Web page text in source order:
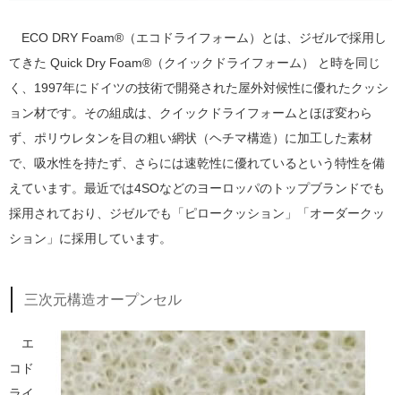
ECO DRY Foam®（エコドライフォーム）とは、ジゼルで採用し
てきた Quick Dry Foam®（クイックドライフォーム） と時を同じ
く、1997年にドイツの技術で開発された屋外対候性に優れたクッシ
ョン材です。その組成は、クイックドライフォームとほぼ変わら
ず、ポリウレタンを目の粗い網状（ヘチマ構造）に加工した素材
で、吸水性を持たず、さらには速乾性に優れているという特性を備
えています。最近では4SOなどのヨーロッパのトップブランドでも
採用されており、ジゼルでも「ピロークッション」「オーダークッ
ション」に採用しています。
三次元構造オープンセル
エ
コド